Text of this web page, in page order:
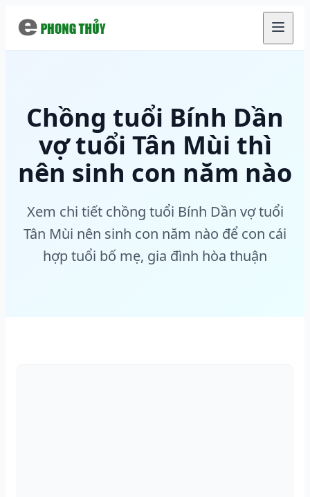
Chồng tuổi Bính Dần
vợ tuổi Tân Mùi thì
nên sinh con năm nào
Xem chi tiết chồng tuổi Bính Dần vợ tuổi
Tân Mùi nên sinh con năm nào để con cái
hợp tuổi bố mẹ, gia đình hòa thuận